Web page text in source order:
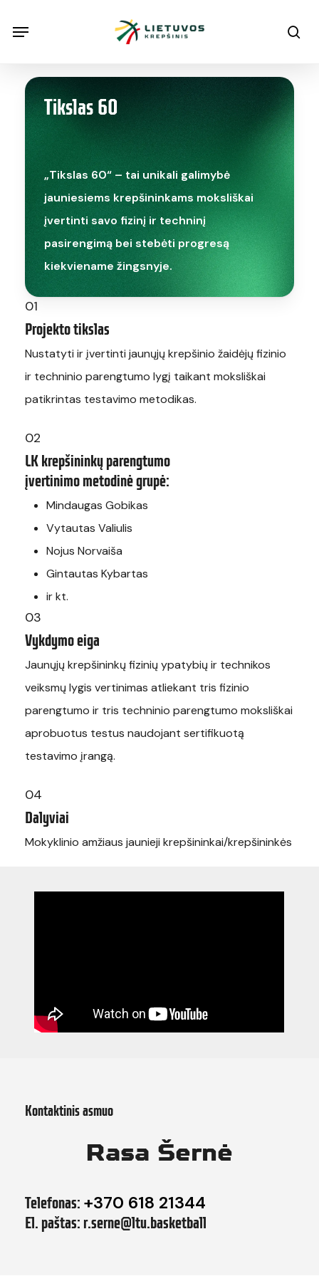
content
Menu
Tikslas 60
„Tikslas 60“ – tai unikali galimybė
jauniesiems krepšininkams moksliškai
įvertinti savo fizinį ir techninį
pasirengimą bei stebėti progresą
kiekviename žingsnyje.
01
Projekto tikslas
Nustatyti ir įvertinti jaunųjų krepšinio žaidėjų fizinio
ir techninio parengtumo lygį taikant moksliškai
patikrintas testavimo metodikas.
02
LK krepšininkų parengtumo
įvertinimo metodinė grupė:
Mindaugas Gobikas
Vytautas Valiulis
Nojus Norvaiša
Gintautas Kybartas
ir kt.
03
Vykdymo eiga
Jaunųjų krepšininkų fizinių ypatybių ir technikos
veiksmų lygis vertinimas atliekant tris fizinio
parengtumo ir tris techninio parengtumo moksliškai
aprobuotus testus naudojant sertifikuotą
testavimo įrangą.
04
Dalyviai
Mokyklinio amžiaus jaunieji krepšininkai/krepšininkės
Kontaktinis asmuo
Rasa Šernė
Telefonas: +370 618 21344
El. paštas: r.serne@ltu.basketball